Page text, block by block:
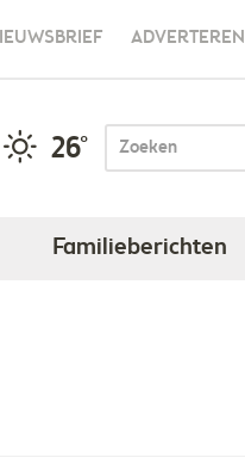
ADVERTEREN
26°
Familieberichten